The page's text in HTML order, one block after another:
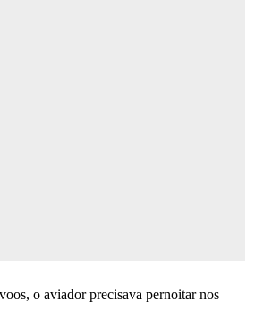
o aviador precisava pernoitar nos